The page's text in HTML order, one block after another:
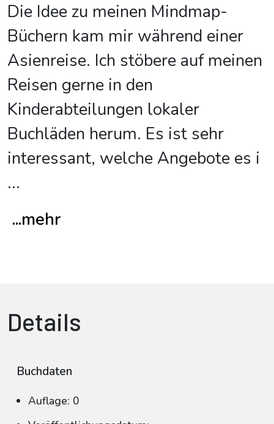
Die Idee zu meinen Mindmap-
Büchern kam mir während einer
Asienreise. Ich stöbere auf meinen
Reisen gerne in den
Kinderabteilungen lokaler
Buchläden herum. Es ist sehr
interessant, welche Angebote es i
...
...mehr
Details
Buchdaten
Auflage: 0